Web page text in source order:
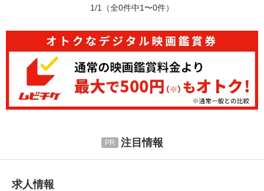
1/1 （全0件中1〜0件）
注目情報
求人情報